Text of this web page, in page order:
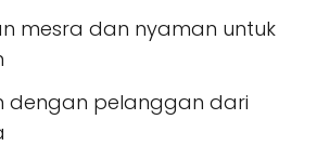
mesra dan nyaman untuk
dengan pelanggan dari